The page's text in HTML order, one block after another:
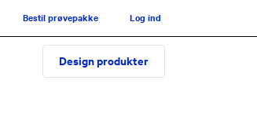
Bestil prøvepakke Log ind
Design produkter